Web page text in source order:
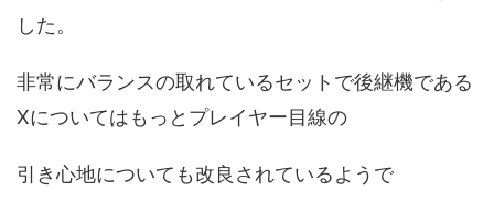
した。
非常にバランスの取れているセットで後継機である
Xについてはもっとプレイヤー目線の
引き心地についても改良されているようで